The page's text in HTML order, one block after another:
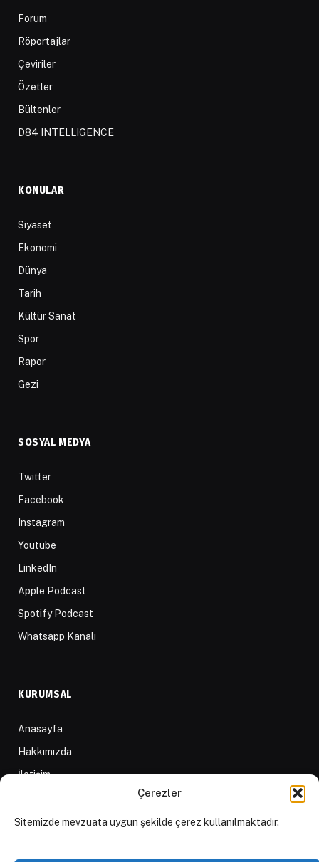
Çerezler
Sitemizde mevzuata uygun şekilde çerez kullanılmaktadır.
Forum
Röportajlar
Çeviriler
Özetler
Bültenler
D84 INTELLIGENCE
KONULAR
Siyaset
Ekonomi
Dünya
Tarih
Kültür Sanat
Spor
Rapor
Gezi
SOSYAL MEDYA
Twitter
Facebook
Instagram
Youtube
LinkedIn
Apple Podcast
Spotify Podcast
Whatsapp Kanalı
KURUMSAL
Anasayfa
Hakkımızda
İletişim
D84 Yayınları